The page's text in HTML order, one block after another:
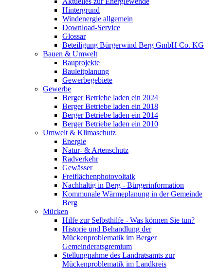
Hintergrund
Windenergie allgemein
Download-Service
Glossar
Beteiligung Bürgerwind Berg GmbH Co. KG
Bauen & Umwelt
Bauprojekte
Bauleitplanung
Gewerbegebiete
Gewerbe
Berger Betriebe laden ein 2024
Berger Betriebe laden ein 2018
Berger Betriebe laden ein 2014
Berger Betriebe laden ein 2010
Umwelt & Klimaschutz
Energie
Natur- & Artenschutz
Radverkehr
Gewässer
Freiflächenphotovoltaik
Nachhaltig in Berg - Bürgerinformation
Kommunale Wärmeplanung in der Gemeinde
Berg
Mücken
Hilfe zur Selbsthilfe - Was können Sie tun?
Historie und Behandlung der
Mückenproblematik im Berger
Gemeinderatsgremium
Stellungnahme des Landratsamts zur
Mückenproblematik im Landkreis